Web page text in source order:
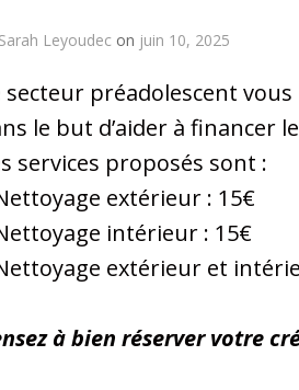
Sarah Leyoudec on juin 10, 2025
secteur préadolescent vous
le but d’aider à financer
services proposés sont :
extérieur : 15€
intérieur : 15€
extérieur et
à bien réserver votre